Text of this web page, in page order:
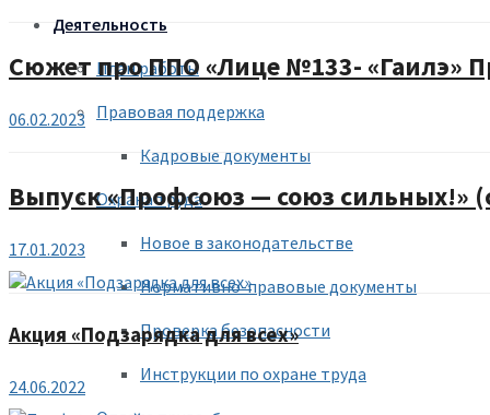
Деятельность
План работы
Правовая поддержка
Кадровые документы
Охрана труда
Новое в законодательстве
Нормативно-правовые документы
Проверка безопасности
Инструкции по охране труда
Сюжет про ППО «Лице №133- «Гаилэ»
06.02.2023
Выпуск «Профсоюз — союз сильных!»
17.01.2023
Акция «Подзарядка для всех»
24.06.2022